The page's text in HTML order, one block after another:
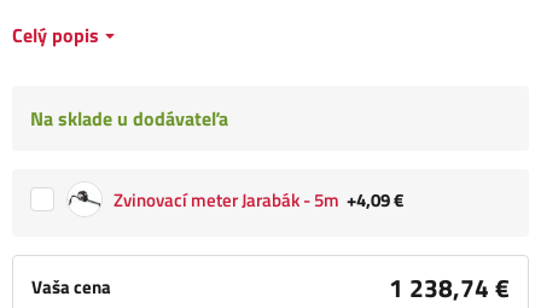
Vaša cena 1 238,74 €
Celý popis
Na sklade u dodávateľa
Zvinovací meter Jarabák - 5m +4,09 €